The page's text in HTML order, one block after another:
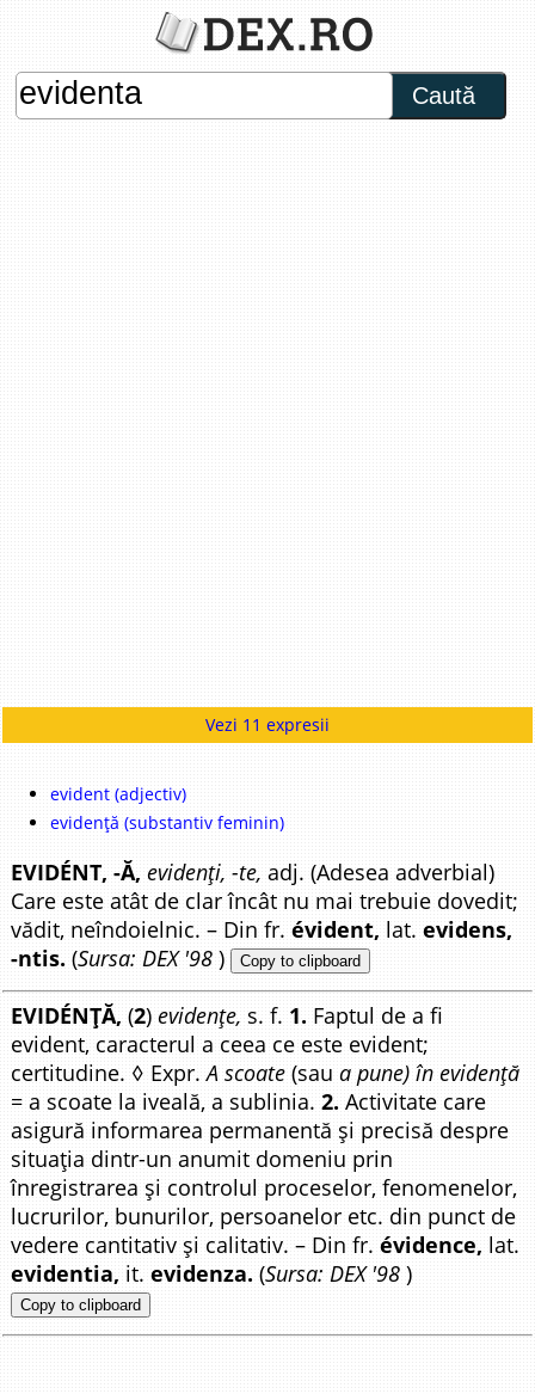
Caută
Vezi 11 expresii
evident (adjectiv)
evidență (substantiv feminin)
EVIDÉNT, -Ă, evidenți, -te, adj. (Adesea adverbial)
Care este atât de clar încât nu mai trebuie dovedit;
vădit, neîndoielnic. – Din fr.évident, lat.evidens,
-ntis. (Sursa: DEX '98 ) Copy to clipboard
EVIDÉNȚĂ, (2)evidențe, s. f. 1. Faptul de a fi
evident, caracterul a ceea ce este evident;
certitudine. ◊ Expr.A scoate (saua pune) în evidență
= a scoate la iveală, a sublinia.2. Activitate care
asigură informarea permanentă și precisă despre
situația dintr-un anumit domeniu prin
înregistrarea și controlul proceselor, fenomenelor,
lucrurilor, bunurilor, persoanelor etc. din punct de
vedere cantitativ și calitativ. – Din fr.évidence, lat.
evidentia, it.evidenza. (Sursa: DEX '98 )
Copy to clipboard